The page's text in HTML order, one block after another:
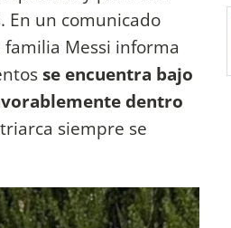
En un comunicado
Messi informa
se encuentra bajo
dentro
siempre se